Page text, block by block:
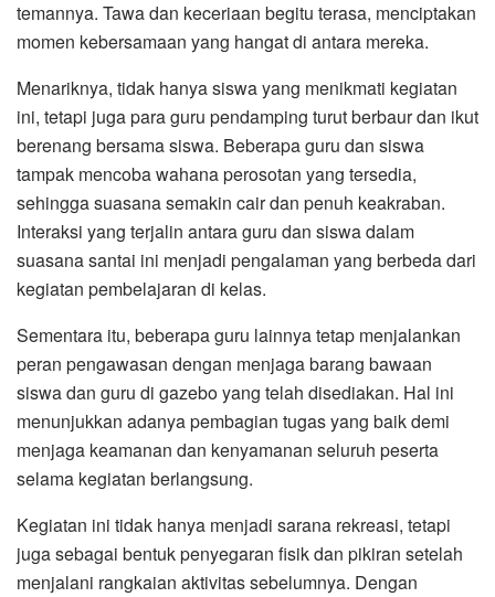
temannya. Tawa dan keceriaan begitu terasa, menciptakan
momen kebersamaan yang hangat di antara mereka.
Menariknya, tidak hanya siswa yang menikmati kegiatan
ini, tetapi juga para guru pendamping turut berbaur dan ikut
berenang bersama siswa. Beberapa guru dan siswa
tampak mencoba wahana perosotan yang tersedia,
sehingga suasana semakin cair dan penuh keakraban.
Interaksi yang terjalin antara guru dan siswa dalam
suasana santai ini menjadi pengalaman yang berbeda dari
kegiatan pembelajaran di kelas.
Sementara itu, beberapa guru lainnya tetap menjalankan
peran pengawasan dengan menjaga barang bawaan
siswa dan guru di gazebo yang telah disediakan. Hal ini
menunjukkan adanya pembagian tugas yang baik demi
menjaga keamanan dan kenyamanan seluruh peserta
selama kegiatan berlangsung.
Kegiatan ini tidak hanya menjadi sarana rekreasi, tetapi
juga sebagai bentuk penyegaran fisik dan pikiran setelah
menjalani rangkaian aktivitas sebelumnya. Dengan